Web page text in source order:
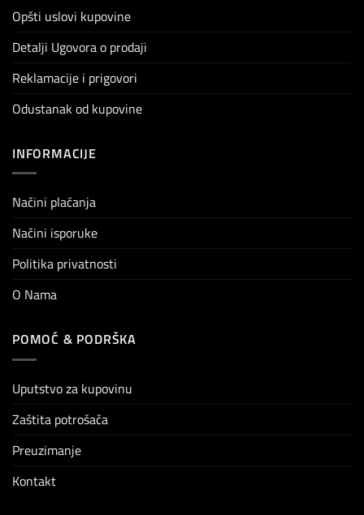
Opšti uslovi kupovine
Detalji Ugovora o prodaji
Reklamacije i prigovori
Odustanak od kupovine
INFORMACIJE
Načini plaćanja
Načini isporuke
Politika privatnosti
O Nama
POMOĆ & PODRŠKA
Uputstvo za kupovinu
Zaštita potrošača
Preuzimanje
Kontakt